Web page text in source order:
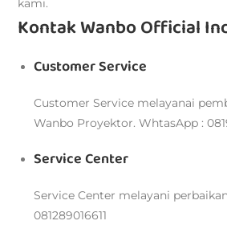
kami.
Kontak Wanbo Official
Customer Service
Customer Service melayanai
Wanbo Proyektor. WhtasApp :
Service Center
Service Center melayani
081289016611